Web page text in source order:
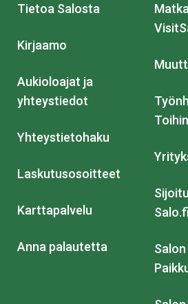
Tietoa Salosta
Kirjaamo
Aukioloajat ja
yhteystiedot
Yhteystietohaku
Laskutusosoitteet
Karttapalvelu
Anna palautetta
Salo.fi